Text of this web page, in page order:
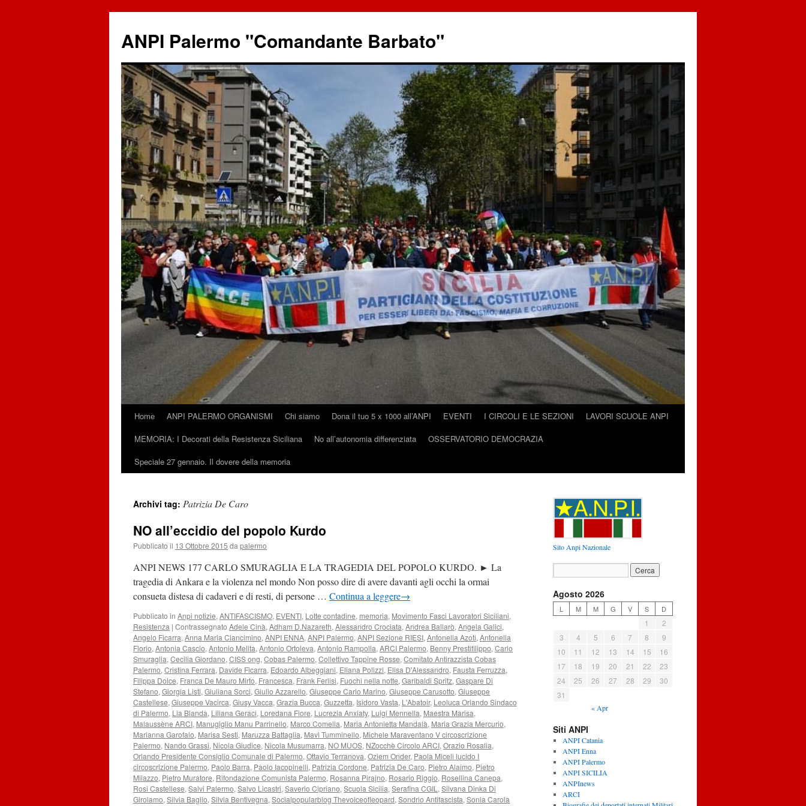
ANPI Palermo "Comandante Barbato"
Vai
contenuto
Home ANPI PALERMO ORGANISMI Chi siamo Dona il tuo 5 x 1000 all’ANPI EVENTI I CIRCOLI E LE SEZIONI
LAVORI SCUOLE ANPI
MEMORIA: I Decorati della Resistenza Siciliana
No all’autonomia differenziata
OSSERVATORIO DEMOCRAZIA
Speciale 27 gennaio. Il dovere della memoria
Archivi tag: Patrizia De Caro
NO all’eccidio del popolo Kurdo
Pubblicato il 13 Ottobre 2015 da palermo
ANPI NEWS 177 CARLO SMURAGLIA E LA TRAGEDIA DEL POPOLO KURDO. ► La
tragedia di Ankara e la violenza nel mondo Non posso dire di avere davanti agli occhi la ormai
consueta distesa di cadaveri e di resti, di persone … Continua a leggere→
Pubblicato in Anpi notizie, ANTIFASCISMO, EVENTI, Lotte contadine, memoria, Movimento Fasci Lavoratori Siciliani,
Resistenza | Contrassegnato Adele Cinà, Adham D.Nazareth, Alessandro Crociata, Andrea Ballarò, Angela Galici,
Angelo Ficarra, Anna Maria Ciancimino, ANPI ENNA, ANPI Palermo, ANPI Sezione RIESI, Antonella Azoti, Antonella
Florio, Antonia Cascio, Antonio Melita, Antonio Ortoleva, Antonio Rampolla, ARCI Palermo, Benny Prestifilippo, Carlo
Smuraglia, Cecilia Giordano, CISS ong, Cobas Palermo, Collettivo Tappine Rosse, Comitato Antirazzista Cobas
Palermo, Cristina Ferrara, Davide Ficarra, Edoardo Albeggiani, Eliana Polizzi, Elisa D'Alessandro, Fausta Ferruzza,
Filippa Dolce, Franca De Mauro Mirto, Francesca, Frank Ferlisi, Fuochi nella notte, Garibaldi Spritz, Gaspare Di
Stefano, Giorgia Listi, Giuliana Sorci, Giulio Azzarello, Giuseppe Carlo Marino, Giuseppe Carusotto, Giuseppe
Castellese, Giuseppe Vacirca, Giusy Vacca, Grazia Bucca, Guzzetta, Isidoro Vasta, L'Abatoir, Leoluca Orlando Sindaco
di Palermo, Lia Blanda, Liliana Geraci, Loredana Fiore, Lucrezia Anxiaty, Luigi Mennella, Maestra Marisa,
Malaussène ARCI, Manugiglio Manu Parrinello, Marco Comella, Maria Antonietta Mandalà, Maria Grazia Mercurio,
Marianna Garofalo, Marisa Sesti, Maruzza Battaglia, Mavì Tumminello, Michele Maraventano V circoscrizione
Palermo, Nando Grassi, Nicola Giudice, Nicola Musumarra, NO MUOS, NZocchè Circolo ARCI, Orazio Rosalia,
Orlando Presidente Consiglio Comunale di Palermo, Ottavio Terranova, Oziem Onder, Paola Miceli lucido I
circoscrizione Palermo, Paolo Barra, Paolo Iacopinelli, Patrizia Cordone, Patrizia De Caro, Pietro Alaimo, Pietro
Milazzo, Pietro Muratore, Rifondazione Comunista Palermo, Rosanna Pirajno, Rosario Riggio, Rosellina Canepa,
Rosi Castellese, Salvi Palermo, Salvo Licastri, Saverio Cipriano, Scuola Sicilia, Serafina CGIL , Silvana Dinka Di
Girolamo, Silvia Baglio, Silvia Bentivegna, Socialpopularblog Thevoiceofleopard, Sondrio Antifascista, Sonia Carola
Sito Anpi Nazionale
Agosto 2026
L M M G V S D
1
2
3
4 5 6 7 8
9
10
11 12 13 14 15
16
17
18 19 20 21 22
23
24
25 26 27 28 29
30
31
« Apr
Siti ANPI
ANPI Catania
ANPI Enna
ANPI Palermo
ANPI SICILIA
ANPInews
ARCI